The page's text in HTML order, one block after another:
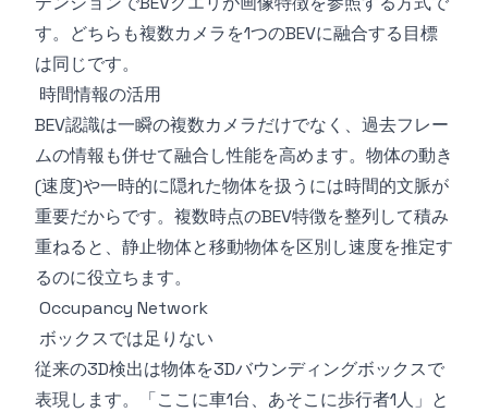
す。どちらも複数カメラを1つのBEVに融合する目標
は同じです。
時間情報の活用
BEV認識は一瞬の複数カメラだけでなく、過去フレー
ムの情報も併せて融合し性能を高めます。物体の動き
(速度)や一時的に隠れた物体を扱うには時間的文脈が
重要だからです。複数時点のBEV特徴を整列して積み
重ねると、静止物体と移動物体を区別し速度を推定す
るのに役立ちます。
Occupancy Network
ボックスでは足りない
従来の3D検出は物体を3Dバウンディングボックスで
表現します。「ここに車1台、あそこに歩行者1人」と